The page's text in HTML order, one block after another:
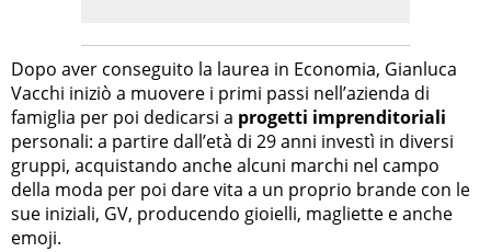
Dopo aver conseguito la laurea in Economia, Gianluca
Vacchi iniziò a muovere i primi passi nell’azienda di
famiglia per poi dedicarsi a progetti imprenditoriali
personali: a partire dall’età di 29 anni investì in diversi
gruppi, acquistando anche alcuni marchi nel campo
della moda per poi dare vita a un proprio brande con le
sue iniziali, GV, producendo gioielli, magliette e anche
emoji.